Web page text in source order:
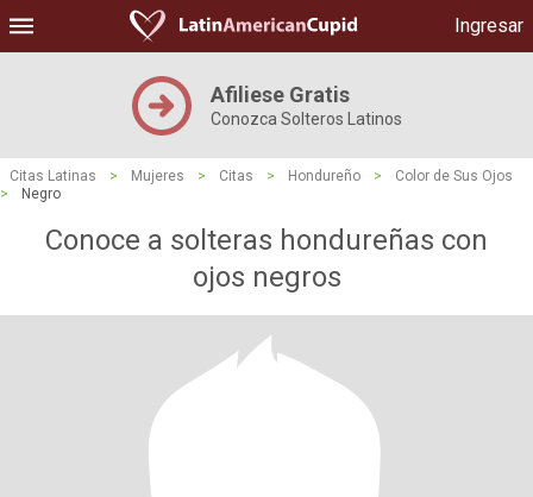
Ingresar
Afiliese Gratis
Conozca Solteros Latinos
Citas Latinas > Mujeres > Citas > Hondureño >
Color de Sus Ojos
>
Negro
Conoce a solteras hondureñas con
ojos negros